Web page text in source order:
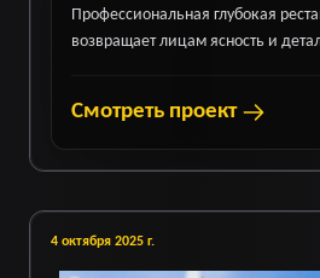
Профессиональная глубокая
возвращает лицам ясность и
Смотреть проект
4 октября 2025 г.